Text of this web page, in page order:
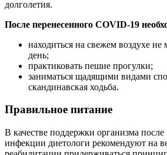
долголетия.
После перенесенного COVID-19
находиться на свежем воздухе не
день;
практиковать пешие прогулки;
заниматься щадящими видами
скандинавская ходьба.
Правильное питание
В качестве поддержки организма после
инфекции диетологи рекомендуют на